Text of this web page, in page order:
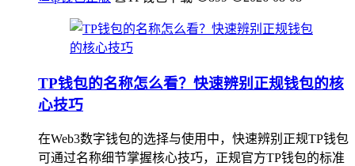
TP钱包的名称怎么看？快速辨别正规钱包的核
心技巧
在Web3数字钱包的选择与使用中，快速辨别正规TP钱包
可通过名称细节掌握核心技巧，正规官方TP钱包的标准